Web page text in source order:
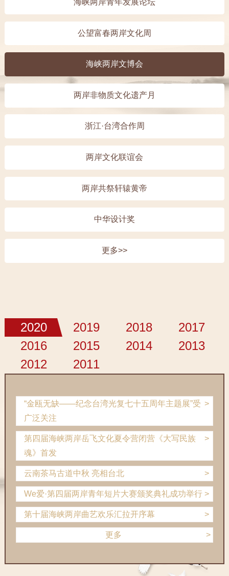
更多>>
海峡两岸青年发展论坛
公望富春两岸文化周
海峡两岸文博会
两岸非物质文化遗产月
浙江·台湾合作周
两岸文化联谊会
两岸共祭轩辕黄帝
中华设计奖
2020 2019 2018
2017
2016
2015 2014
2013
2012
2011
“金瓯无缺——纪念台湾光复七十五周年主题展”受
广泛关注
第四届海峡两岸岳飞文化夏令营闭营《大写民族
魂》首发
云南茶马古道中秋 亮相台北
We爱·第四届两岸青年短片大赛颁奖典礼成功举行
第十届海峡两岸曲艺欢乐汇拉开序幕
更多